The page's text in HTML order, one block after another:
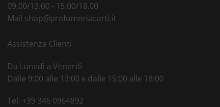
09.00/13.00 - 15.00/18.00
Mail shop@profumeriacurti.it
Assistenza Clienti
Da Lunedì a Venerdì
Dalle 9:00 alle 13:00 e dalle 15:00 alle 18:00
Tel. +39 346 0964892